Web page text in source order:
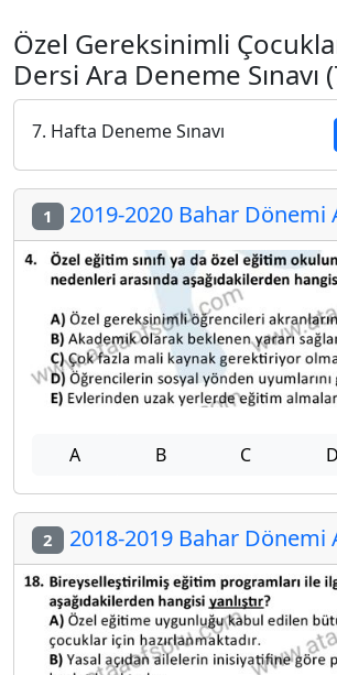
Özel Gereksinimli
Dersi Ara Deneme Sınavı
7. Hafta Deneme Sınavı
1 2019-2020 Bahar Dönemi
A B C D
2 2018-2019 Bahar Dönemi